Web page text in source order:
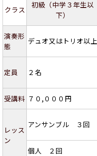
クラス
初級（中学３年生以
下）
演奏形
態
デュオ又はトリオ以上
定員 ２名
受講料 ７０,０００円
レッス
ン
アンサンブル ３回
個人 ２回